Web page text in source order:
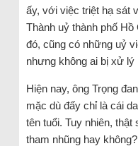
ấy, với việc triệt hạ sát
Thành uỷ thành phố
đó, cũng có những uỷ
nhưng không ai bị xử
Hiện nay, ông Trọng
mặc dù đấy chỉ là cái
tên tuổi. Tuy nhiên, thật
tham nhũng hay không?